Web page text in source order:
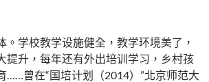
。学校教学设施健全，教学环境美了，
提升，每年还有外出培训学习，乡村孩
……曾在“国培计划（2014）”北京师范大